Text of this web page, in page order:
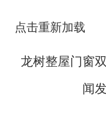
点击重新加载
龙树整屋门窗
闻